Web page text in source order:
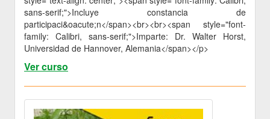
sans-serif;">Incluye constancia de
participaci&oacute;n</span><br><br><span style="font-
family: Calibri, sans-serif;">Imparte: Dr. Walter Horst,
Universidad de Hannover, Alemania</span></p>
Ver curso